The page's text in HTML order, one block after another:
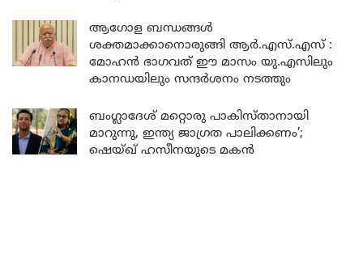
ആഗോള ബന്ധങ്ങൾ
ശക്തമാക്കാനൊരുങ്ങി ആർ.എസ്.എസ് :
മോഹൻ ഭാഗവത് ഈ മാസം യു.എസിലും
കാനഡയിലും സന്ദർശനം നടത്തും
ബംഗ്ലാദേശ് മറ്റൊരു പാകിസ്താനായി
മാറുന്നു, ഇന്ത്യ ജാഗ്രത പാലിക്കണം’;
ഷെയ്ഖ് ഹസീനയുടെ മകൻ